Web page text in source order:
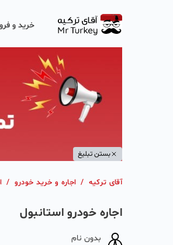
خرید و
بستن تبلیغ
آقای ترکیه / اجاره و خرید خودرو /
اجاره خودرو استانبول
بدون نام